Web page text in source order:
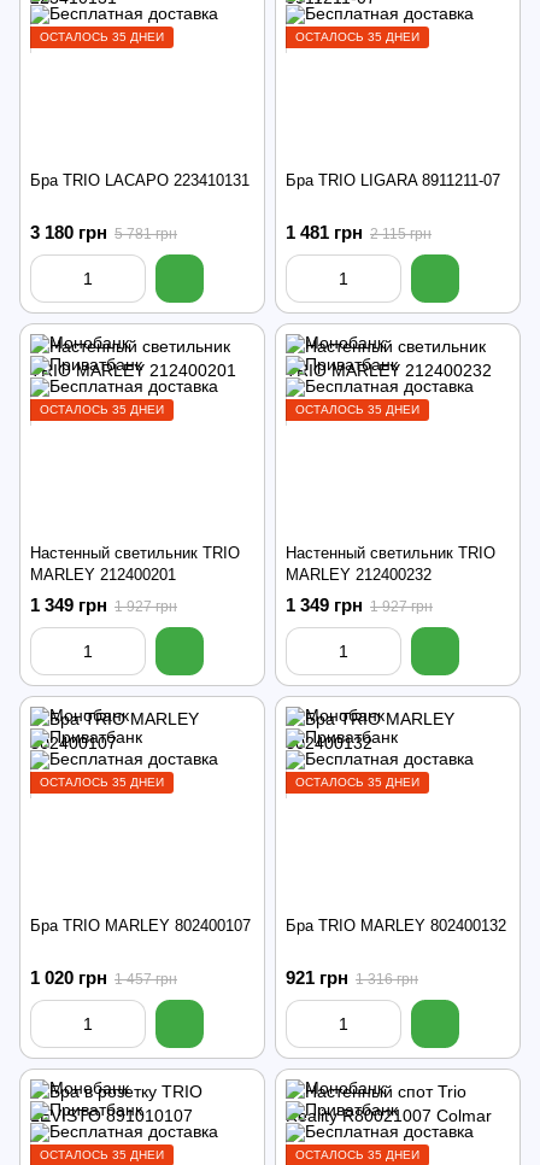
ОСТАЛОСЬ 35 ДНЕЙ
Бра TRIO LACAPO 223410131
3 180 грн 5 781 грн
ОСТАЛОСЬ 35 ДНЕЙ
Бра TRIO LIGARA 8911211-07
1 481 грн 2 115 грн
ОСТАЛОСЬ 35 ДНЕЙ
Настенный светильник TRIO
MARLEY 212400201
1 349 грн 1 927 грн
ОСТАЛОСЬ 35 ДНЕЙ
Настенный светильник TRIO
MARLEY 212400232
1 349 грн 1 927 грн
ОСТАЛОСЬ 35 ДНЕЙ
Бра TRIO MARLEY 802400107
1 020 грн 1 457 грн
ОСТАЛОСЬ 35 ДНЕЙ
Бра TRIO MARLEY 802400132
921 грн 1 316 грн
ОСТАЛОСЬ 35 ДНЕЙ ОСТАЛОСЬ 35 ДНЕЙ